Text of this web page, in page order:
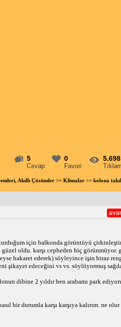
5
Cevap
0
Favori
5.698
Akıllı Çözümler>> Klimalar>> kolona
için balkonda görüntüyü
oldu. karşı cepheden hiç görünmüyor.
hakaret ederek) söyleyince işin biraz
şikayet edeceğini vs vs. söylüyormuş
dibine 2 yıldır ben arabamı park
bir durumla karşı karşıya kalırım. ne